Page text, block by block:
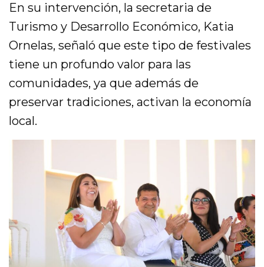
En su intervención, la secretaria de
Turismo y Desarrollo Económico, Katia
Ornelas, señaló que este tipo de festivales
tiene un profundo valor para las
comunidades, ya que además de
preservar tradiciones, activan la economía
local.